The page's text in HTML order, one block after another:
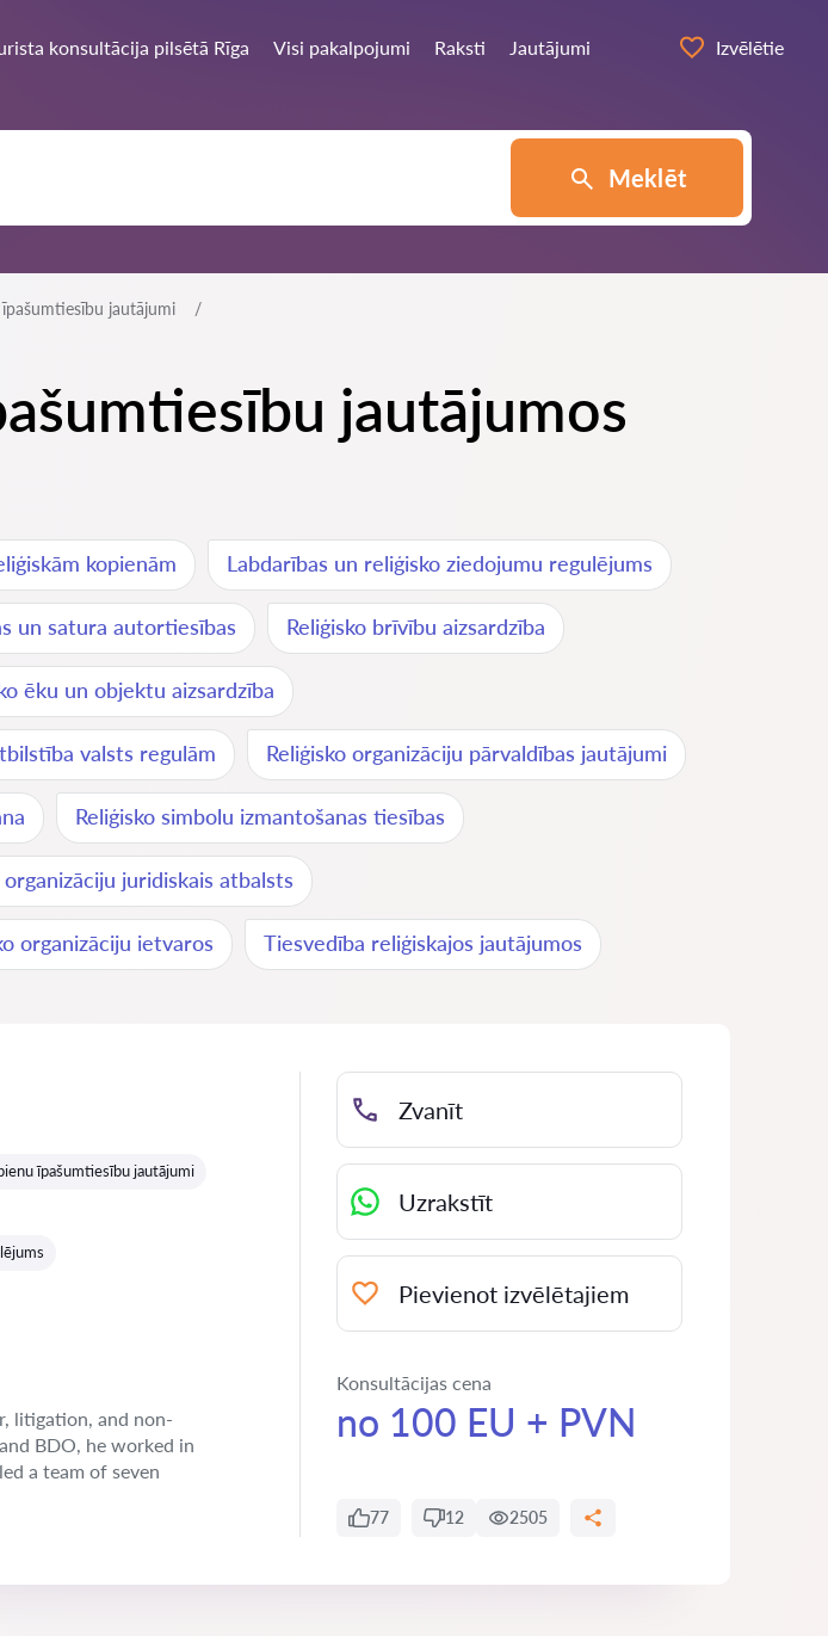
konsultācija pilsētā Rīga Visi pakalpojumi Raksti Jautājumi Izvēlētie
Meklēt
jautājumi
jautājumos
kopienām Labdarības un reliģisko ziedojumu regulējums
un satura autortiesības Reliģisko brīvību aizsardzība
ēku un objektu aizsardzība
valsts regulām Reliģisko organizāciju pārvaldības jautājumi
Reliģisko simbolu izmantošanas tiesības
juridiskais atbalsts
organizāciju ietvaros Tiesvedība reliģiskajos jautājumos
īpašumtiesību jautājumi
litigation, and non-
BDO, he worked in
a team of seven
Zvanīt
Uzrakstīt
Pievienot izvēlētajiem
Konsultācijas cena
no 100 EU + PVN
77 12 2505